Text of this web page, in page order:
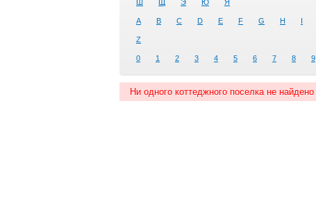
Ш Щ Э Ю Я
A B C D E F G H I
Z
0 1 2 3 4 5 6 7 8 9
Ни одного коттеджного поселка не найдено